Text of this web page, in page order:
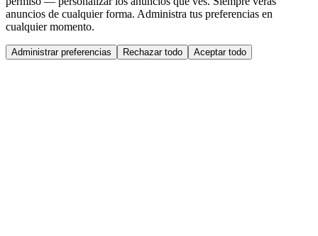
anuncios de cualquier forma. Administra tus preferencias en
cualquier momento.
Administrar preferencias Rechazar todo Aceptar todo